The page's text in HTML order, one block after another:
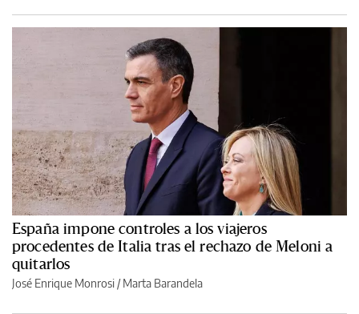
España impone controles a los viajeros
procedentes de Italia tras el rechazo de Meloni a
quitarlos
José Enrique Monrosi / Marta Barandela